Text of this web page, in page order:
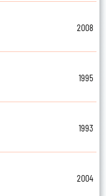
2008
1995
1993
2004